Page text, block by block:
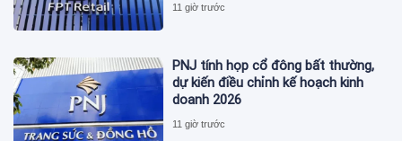
11 giờ trước
PNJ tính họp cổ đông bất thường,
dự kiến điều chỉnh kế hoạch kinh
doanh 2026
11 giờ trước